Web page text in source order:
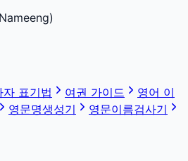
자 표기법 여권 가이드
영어 이
영문명생성기
영문이름검사기